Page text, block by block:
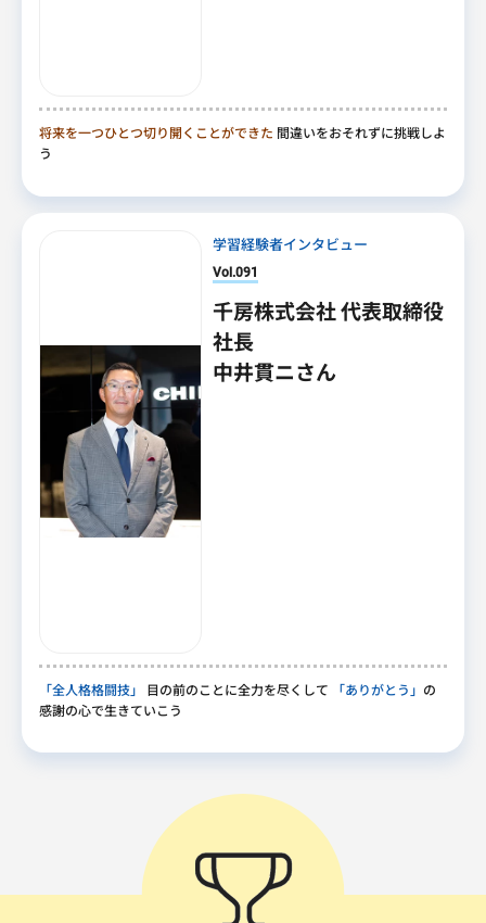
将来を一つひとつ切り開くことができた 間違いをおそれずに挑戦しよ
う
学習経験者インタビュー
Vol.091
千房株式会社 代表取締役
社長
中井貫ニさん
「全人格格闘技」 目の前のことに全力を尽くして 「ありがとう」 の
感謝の心で生きていこう